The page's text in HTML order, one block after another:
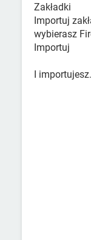
Zakładki
Importuj
wybierasz
Importuj
I importujesz.